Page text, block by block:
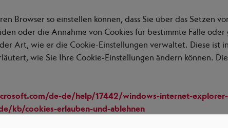
Browser so einstellen können, dass Sie über das Setzen
oder die Annahme von Cookies für bestimmte Fälle
Art, wie er die Cookie-Einstellungen verwaltet. Diese ist
wie Sie Ihre Cookie-Einstellungen ändern können.
de-de/help/17442/windows-internet-explorer-
kb/cookies-erlauben-und-ablehnen
answer/95647